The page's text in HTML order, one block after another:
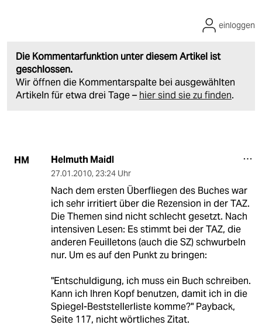
Die Kommentarfunktion unter diesem Artikel ist
geschlossen.
Wir öffnen die Kommentarspalte bei ausgewählten
Artikeln für etwa drei Tage – hier sind sie zu finden.
einloggen
HM Helmuth Maidl
27.01.2010, 23:24 Uhr
Nach dem ersten Überfliegen des Buches war
ich sehr irritiert über die Rezension in der TAZ.
Die Themen sind nicht schlecht gesetzt. Nach
intensiven Lesen: Es stimmt bei der TAZ, die
anderen Feuilletons (auch die SZ) schwurbeln
nur. Um es auf den Punkt zu bringen:
"Entschuldigung, ich muss ein Buch schreiben.
Kann ich Ihren Kopf benutzen, damit ich in die
Spiegel-Beststellerliste komme?" Payback,
Seite 117, nicht wörtliches Zitat.